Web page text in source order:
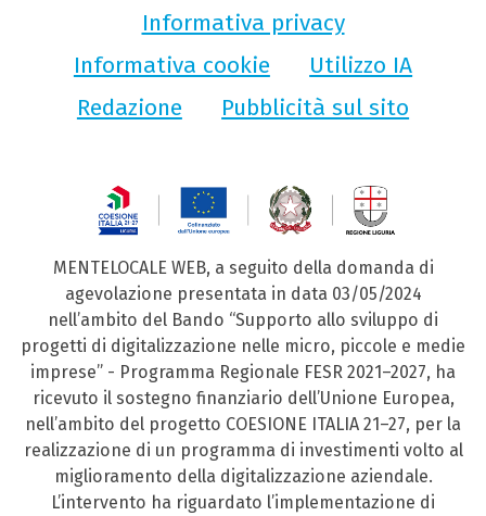
Informativa privacy
Informativa cookie
Utilizzo IA
Redazione
Pubblicità sul sito
MENTELOCALE WEB, a seguito della domanda di
agevolazione presentata in data 03/05/2024
nell’ambito del Bando “Supporto allo sviluppo di
progetti di digitalizzazione nelle micro, piccole e medie
imprese” - Programma Regionale FESR 2021–2027, ha
ricevuto il sostegno finanziario dell’Unione Europea,
nell’ambito del progetto COESIONE ITALIA 21–27, per la
realizzazione di un programma di investimenti volto al
miglioramento della digitalizzazione aziendale.
L’intervento ha riguardato l’implementazione di